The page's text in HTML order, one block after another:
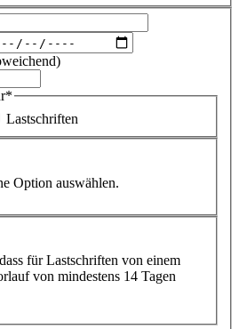
*
Lastschriften
Option auswählen.
für Lastschriften von einem
von mindestens 14 Tagen